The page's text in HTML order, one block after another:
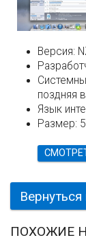
Версия:
поздняя
Язык
Размер:
ПОХОЖИЕ